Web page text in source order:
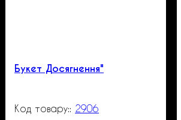
Букет Досягнення"
2906